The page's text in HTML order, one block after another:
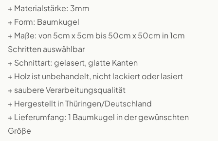
+ Materialstärke: 3mm
+ Form: Baumkugel
+ Maße: von 5cm x 5cm bis 50cm x 50cm in 1cm
Schritten auswählbar
+ Schnittart: gelasert, glatte Kanten
+ Holz ist unbehandelt, nicht lackiert oder lasiert
+ saubere Verarbeitungsqualität
+ Hergestellt in Thüringen/Deutschland
+ Lieferumfang: 1 Baumkugel in der gewünschten
Größe